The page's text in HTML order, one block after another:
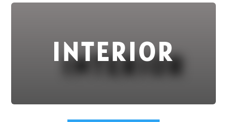
INTERIOR